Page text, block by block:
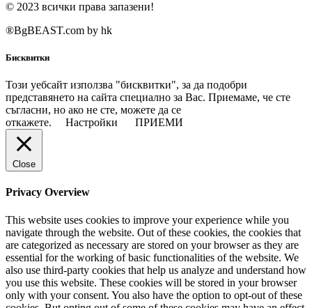
© 2023 всички права запазени!
®BgBEAST.com by hk
Бисквитки
Този уебсайт използва "бисквитки", за да подобри
представянето на сайта специално за Вас. Приемаме, че сте
съгласни, но ако не сте, можете да се
откажете.
Настройки ПРИЕМИ
Close
Privacy Overview
This website uses cookies to improve your experience while you
navigate through the website. Out of these cookies, the cookies that
are categorized as necessary are stored on your browser as they are
essential for the working of basic functionalities of the website. We
also use third-party cookies that help us analyze and understand how
you use this website. These cookies will be stored in your browser
only with your consent. You also have the option to opt-out of these